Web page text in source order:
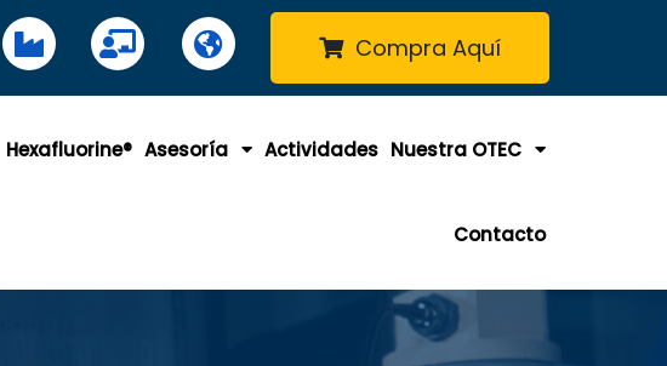
Compra Aquí
Hexafluorine® Asesoría Actividades Nuestra OTEC
Contacto